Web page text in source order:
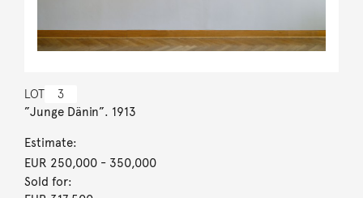
LOT 3
”Junge Dänin”. 1913
Estimate:
EUR 250,000- 350,000
Sold for: